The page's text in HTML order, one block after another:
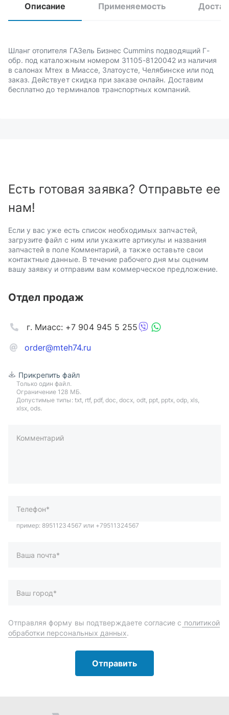
Описание Применяемость
Шланг отопителя ГАЗель Бизнес Cummins подводящий Г-
обр. под каталожным номером 31105-8120042 из наличия
в салонах Мтех в Миассе, Златоусте, Челябинске или под
заказ. Действует скидка при заказе онлайн. Доставим
бесплатно до терминалов транспортных компаний.
Есть готовая заявка? Отправьте ее
нам!
Если у вас уже есть список необходимых запчастей,
загрузите файл с ним или укажите артикулы и названия
запчастей в поле Комментарий, а также оставьте свои
контактные данные. В течение рабочего дня мы оценим
вашу заявку и отправим вам коммерческое предложение.
Отдел продаж
order@mteh74.ru
г. Миасс: +7 904 945 5 255
Прикрепить файл
Только один файл.
Ограничение 128 МБ.
Допустимые типы: txt, rtf, pdf, doc, docx, odt, ppt, pptx, odp, xls,
xlsx, ods.
Комментарий
пример: 89511234567 или +79511324567
Отправить
Автозапчасти и комплектующие
Масла и автохимия